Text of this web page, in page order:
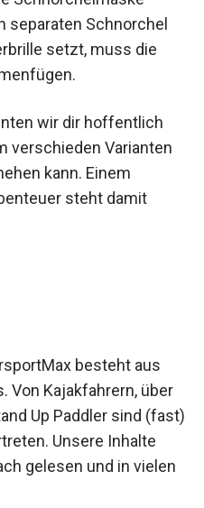
separaten Schnorchel
setzt, muss die
wir dir hoffentlich
verschieden Varianten
kann. Einem
steht damit
besteht aus
Von Kajakfahrern, über
Up Paddler sind (fast)
Unsere Inhalte
gelesen und in vielen